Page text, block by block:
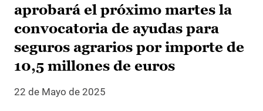
aprobará el próximo martes la
convocatoria de ayudas para
seguros agrarios por importe de
10,5 millones de euros
22 de Mayo de 2025